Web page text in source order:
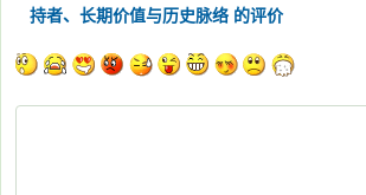
持者、长期价值与历史脉络 的评价